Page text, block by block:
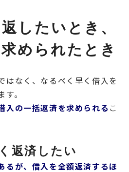
したいとき、
められたとき
はなく、なるべく早く借入を
。
入の一括返済を求められる こ
返済したい
るが、借入を全額返済するほ